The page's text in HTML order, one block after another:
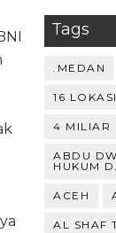
Tags
.MEDAN
16
4 MILIAR
ABDU
HUKUM
ACEH
AL SHAF